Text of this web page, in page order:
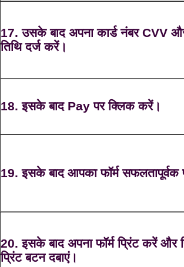
17. उसके बाद अपना कार्ड नंबर CVV और
तिथि दर्ज करें।
18. इसके बाद Pay पर क्लिक करें।
19. इसके बाद आपका फॉर्म सफलतापूर्वक
20. इसके बाद अपना फॉर्म प्रिंट करें और
प्रिंट बटन दबाएं।